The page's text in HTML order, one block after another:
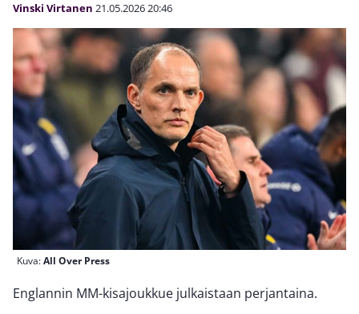
Vinski Virtanen 21.05.202620:46
Kuva:All Over Press
Englannin MM-kisajoukkue julkaistaan perjantaina.